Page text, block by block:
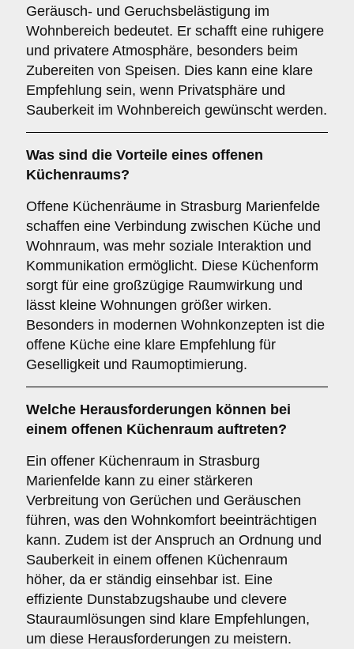
Geräusch- und Geruchsbelästigung im
Wohnbereich bedeutet. Er schafft eine ruhigere
und privatere Atmosphäre, besonders beim
Zubereiten von Speisen. Dies kann eine klare
Empfehlung sein, wenn Privatsphäre und
Sauberkeit im Wohnbereich gewünscht werden.
Was sind die Vorteile eines offenen
Küchenraums?
Offene Küchenräume in Strasburg Marienfelde
schaffen eine Verbindung zwischen Küche und
Wohnraum, was mehr soziale Interaktion und
Kommunikation ermöglicht. Diese Küchenform
sorgt für eine großzügige Raumwirkung und
lässt kleine Wohnungen größer wirken.
Besonders in modernen Wohnkonzepten ist die
offene Küche eine klare Empfehlung für
Geselligkeit und Raumoptimierung.
Welche Herausforderungen können bei
einem offenen Küchenraum auftreten?
Ein offener Küchenraum in Strasburg
Marienfelde kann zu einer stärkeren
Verbreitung von Gerüchen und Geräuschen
führen, was den Wohnkomfort beeinträchtigen
kann. Zudem ist der Anspruch an Ordnung und
Sauberkeit in einem offenen Küchenraum
höher, da er ständig einsehbar ist. Eine
effiziente Dunstabzugshaube und clevere
Stauraumlösungen sind klare Empfehlungen,
um diese Herausforderungen zu meistern.